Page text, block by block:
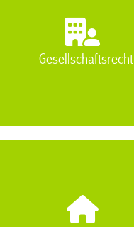
Gesellschaftsrecht